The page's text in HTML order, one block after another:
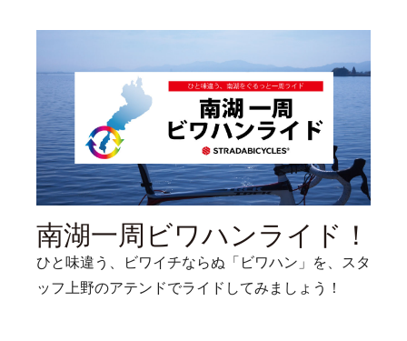
南湖一周ビワハンライド！
ひと味違う、ビワイチならぬ「ビワハン」を、スタ
ッフ上野のアテンドでライドしてみましょう！